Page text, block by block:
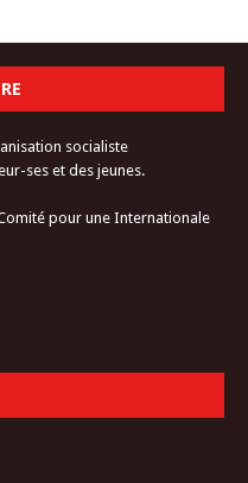
socialiste
ses et des jeunes.
pour une Internationale